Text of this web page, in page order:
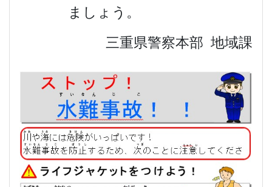
ましょう。
三重県警察本部 地域課